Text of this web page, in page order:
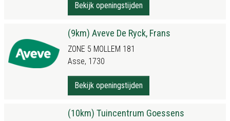
Bekijk openingstijden
(9km) Aveve De Ryck, Frans
ZONE 5 MOLLEM 181
Asse, 1730
Bekijk openingstijden
(10km) Tuincentrum Goessens